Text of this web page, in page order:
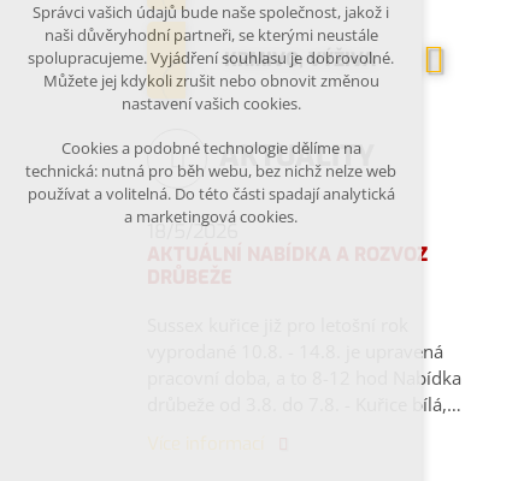
KRMIVO, VÝŽIVA
AKTUALITY
18/5/2026
AKTUÁLNÍ NABÍDKA A ROZVOZ
vyprodané 10.8. - 14.8. je upravená
pracovní doba, a to 8-12 hod Nabídka
drůbeže od 3.8. do 7.8. - Kuřice bílá,…
vyhodnocení návštěvnosti
marketingová cookies (Google)
Více informací o cookies na našem webu
Přijmout všechny cookies
Správci vašich údajů bude naše společnost, jakož i
naši důvěryhodní partneři, se kterými neustále
spolupracujeme. Vyjádření souhlasu je dobrovolné.
Můžete jej kdykoli zrušit nebo obnovit změnou
nastavení vašich cookies.
Cookies a podobné technologie dělíme na
technická: nutná pro běh webu, bez nichž nelze web
používat a volitelná. Do této části spadají analytická
a marketingová cookies.